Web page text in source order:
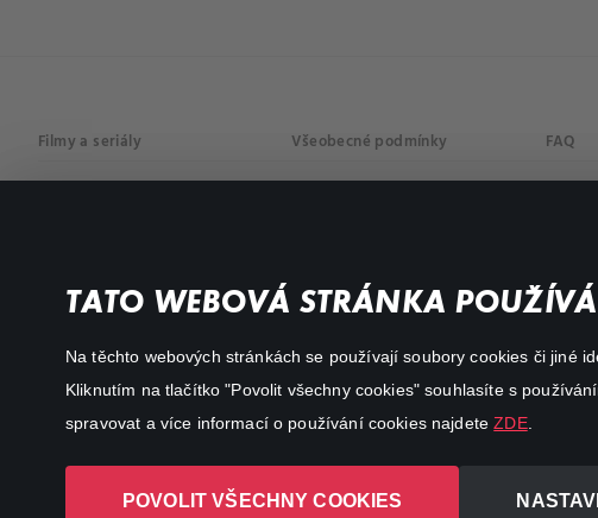
TATO WEBOVÁ STRÁNKA
Na těchto webových stránkách se používají soubory cookies či jiné
Kliknutím na tlačítko "Povolit všechny cookies" souhlasíte s
spravovat a více informací o používání cookies najdeteZDE.
POVOLIT VŠECHNY COOKIES
Filmy a seriály
Akční
Všeobecné podmínky FAQ